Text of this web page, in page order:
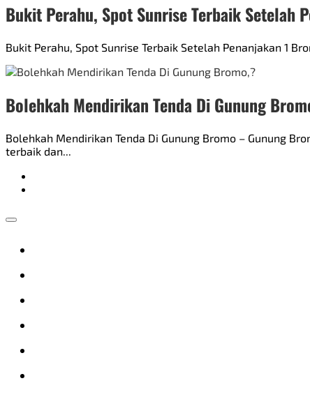
Bukit Perahu, Spot Sunrise Terbaik Setelah
Bukit Perahu, Spot Sunrise Terbaik Setelah Penanjakan 1
Bolehkah Mendirikan Tenda Di Gunung
Bolehkah Mendirikan Tenda Di Gunung Bromo – Gunung
terbaik dan...